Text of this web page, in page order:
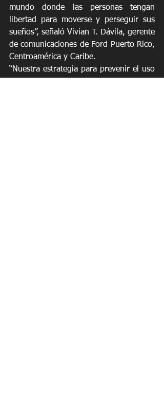
mundo donde las personas tengan
libertad para moverse y perseguir sus
sueños”, señaló Vivian T. Dávila, gerente
de comunicaciones de Ford Puerto Rico,
Centroamérica y Caribe.
“Nuestra estrategia para prevenir el uso